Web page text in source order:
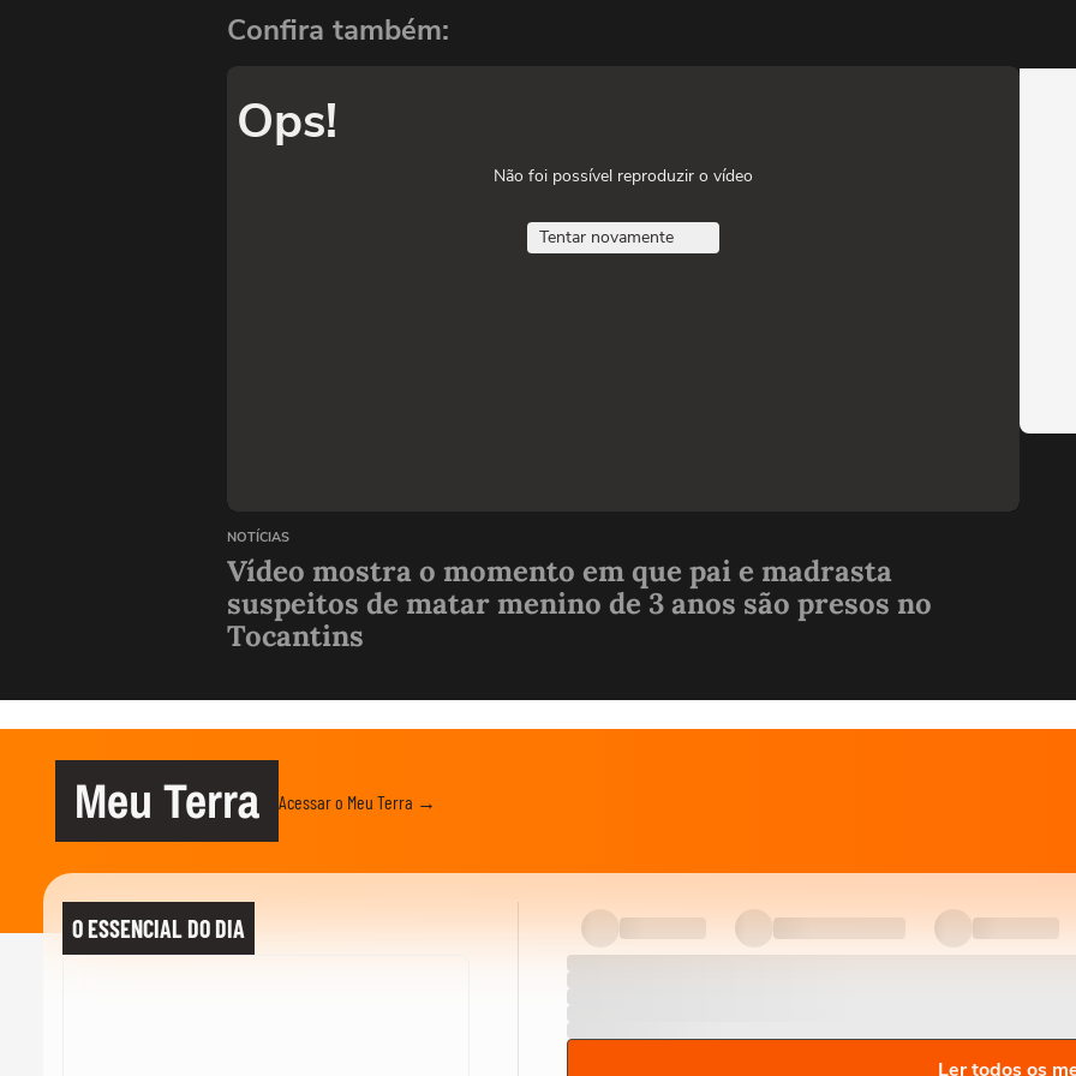
Confira também:
Ops!
Não foi possível reproduzir o vídeo
Tentar novamente
NOTÍCIAS
Vídeo mostra o momento em que pai e madrasta
suspeitos de matar menino de 3 anos são presos no
Tocantins
Meu Terra Acessar o Meu Terra →
O ESSENCIAL DO DIA
Ler todos os